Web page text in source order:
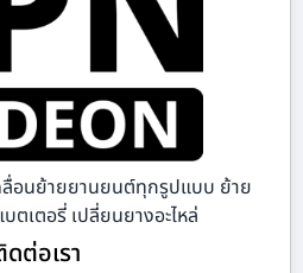
ลื่อนย้ายยานยนต์ทุกรูปแบบ ย้าย
ตเตอรี่ เปลี่ยนยางอะไหล่
ดต่อเรา